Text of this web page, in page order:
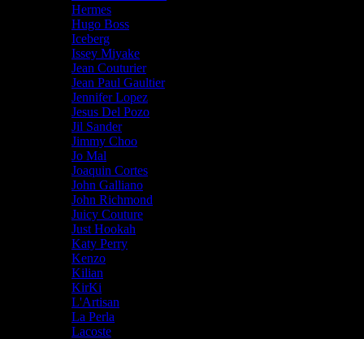
Hermes
Hugo Boss
Iceberg
Issey Miyake
Jean Couturier
Jean Paul Gaultier
Jennifer Lopez
Jesus Del Pozo
Jil Sander
Jimmy Choo
Jo Mal
Joaquin Cortes
John Galliano
John Richmond
Juicy Couture
Just Hookah
Katy Perry
Kenzo
Kilian
KirKi
L'Artisan
La Perla
Lacoste